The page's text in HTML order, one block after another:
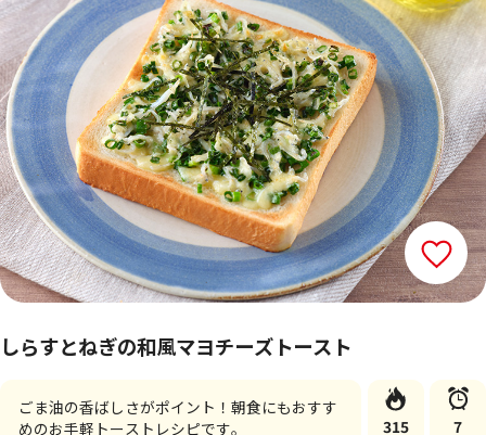
しらすとねぎの和風マヨチーズトースト
ごま油の香ばしさがポイント！朝食にもおすす
めのお手軽トーストレシピです。
315 7